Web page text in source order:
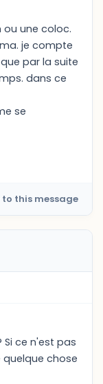
ou une coloc.
je compte
par la suite
dans ce
se
to this message
ce n'est pas
chose